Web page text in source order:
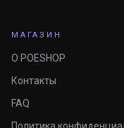
МАГАЗИН
О POESHOP
Контакты
FAQ